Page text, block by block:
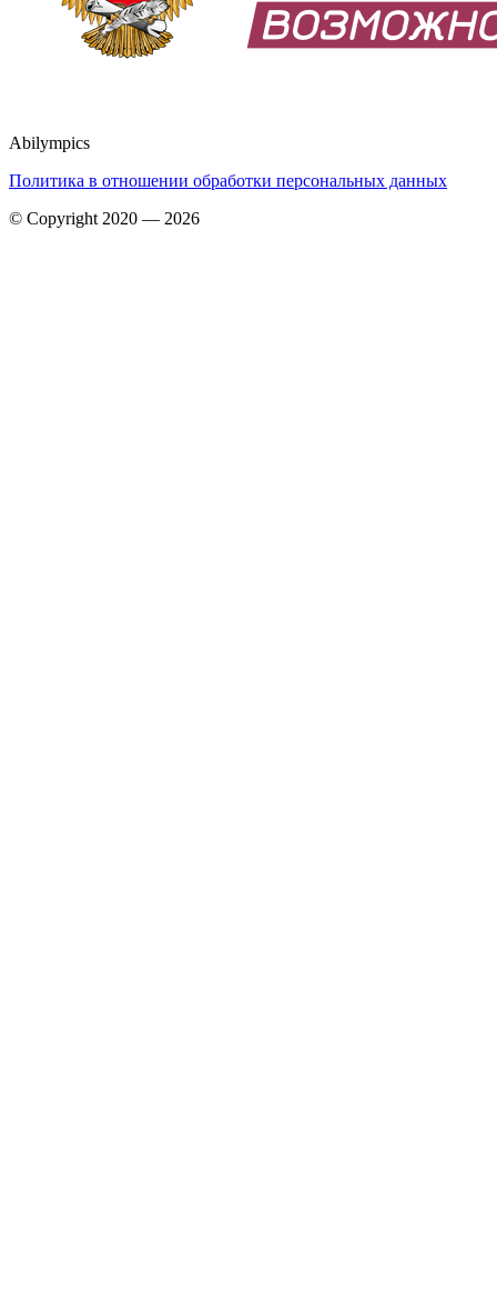
Abilympics
Политика в отношении обработки персональных данных
© Copyright 2020 — 2026